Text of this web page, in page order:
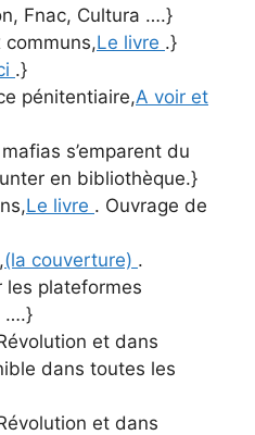
Fnac, Cultura ….}
communs,Le livre .}
.}
pénitentiaire,A voir et
s’emparent du
en bibliothèque.}
Le livre . Ouvrage de
(la couverture) .
les plateformes
….}
et dans
dans toutes les
et dans